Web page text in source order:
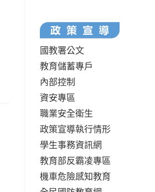
國教署公文
教育儲蓄專戶
內部控制
資安專區
職業安全衛生
政策宣導執行情形
學生事務資訊網
教育部反霸凌專區
機車危險感知教育